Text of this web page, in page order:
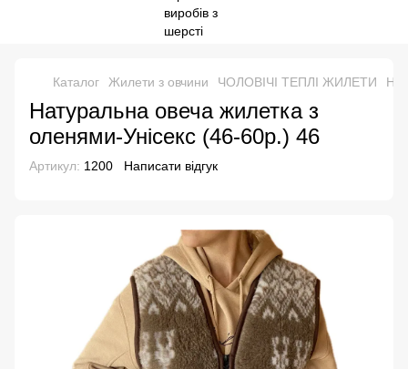
Каталог Жилети з овчини ЧОЛОВІЧІ ТЕПЛІ ЖИЛЕТИ
Натуральна овеча жилетка з
оленями-Унісекс (46-60р.) 46
Артикул: 1200 Написати відгук